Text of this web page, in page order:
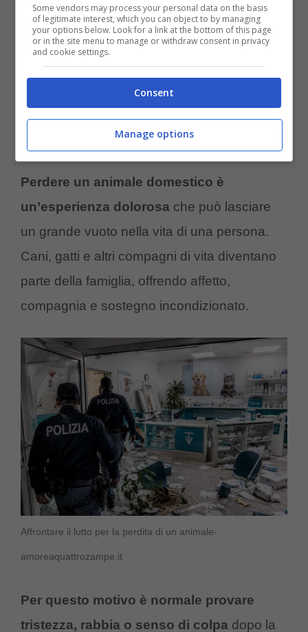
solamente altra sofferenza.Adesso sarà il
tribunale a stabilire se il proprietario sia
responsabile delle accuse contestate e a
fare piena luce su quello che è accaduto.
Affrontare il lutto per la perdita
di un animale
Perdere un animale domestico è
un’esperienza dolorosa che può lasciare
un grande vuoto nella vita di una persona.
Cani, gatti e altri compagni di vita diventano
parte della famiglia, offrendo affetto,
compagnia e sostegno incondizionato.
Affrontare il lutto per la perdita di un animale-
amoreaquattrozampe.it
Per questo motivo è normale provare
tristezza, rabbia o senso di colpa dopo la
Some vendors may process your personal data on the basis
of legitimate interest, which you can object to by managing
your options below. Look for a link at the bottom of this page
or in the site menu to manage or withdraw consent in privacy
and cookie settings.
Consent
Manage options